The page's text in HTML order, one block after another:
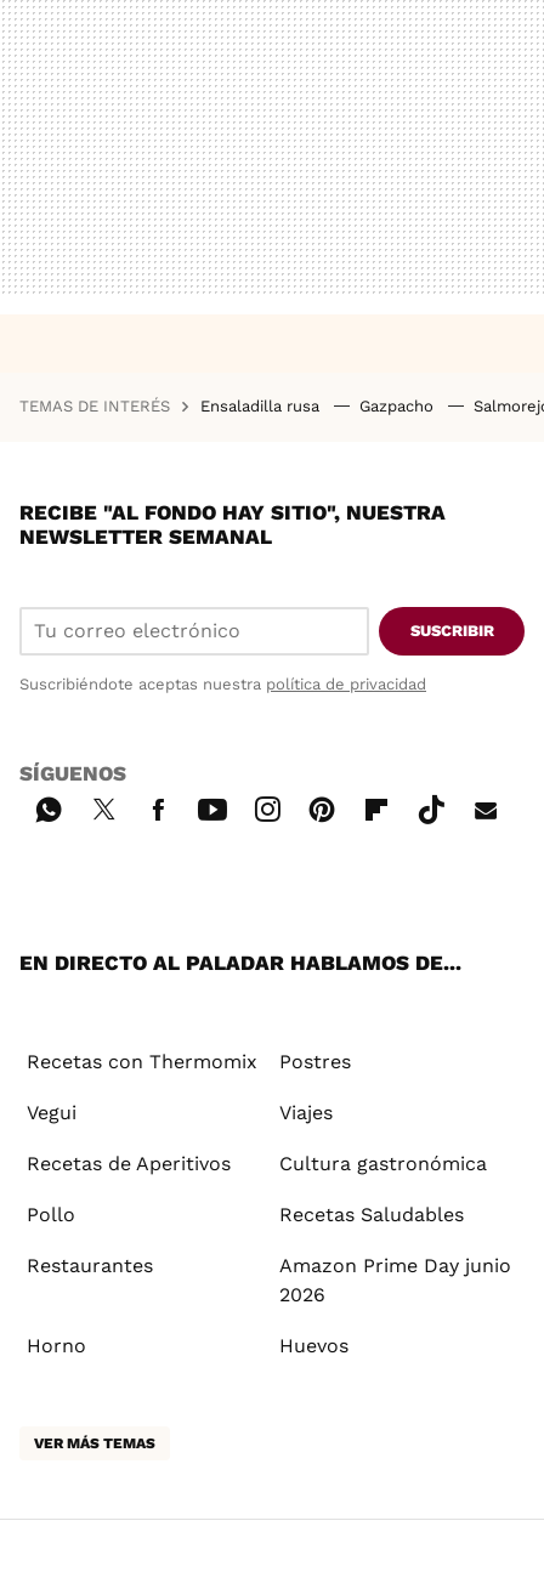
TEMAS DE INTERÉS Ensaladilla rusa Gazpacho
RECIBE "AL FONDO HAY SITIO", NUESTRA
NEWSLETTER SEMANAL
SUSCRIBIR
Suscribiéndote aceptas nuestra política de privacidad
SÍGUENOS
EN DIRECTO AL PALADAR HABLAMOS DE...
Recetas con Thermomix Postres
Vegui Viajes
Recetas de Aperitivos Cultura gastronómica
Pollo Recetas Saludables
Restaurantes
Amazon Prime Day junio
2026
Horno Huevos
VER MÁS TEMAS